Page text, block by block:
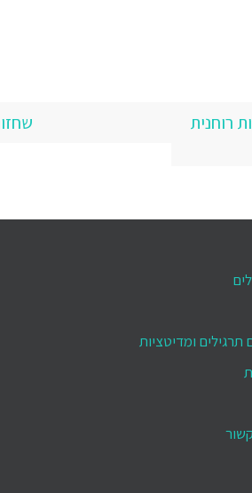
רוחנית
תרגילים ומדיטציות